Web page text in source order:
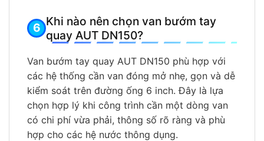
Khi nào nên chọn van bướm tay
quay AUT DN150?
Van bướm tay quay AUT DN150 phù hợp với
các hệ thống cần van đóng mở nhẹ, gọn và dễ
kiểm soát trên đường ống 6 inch. Đây là lựa
chọn hợp lý khi công trình cần một dòng van
có chi phí vừa phải, thông số rõ ràng và phù
hợp cho các hệ nước thông dụng.